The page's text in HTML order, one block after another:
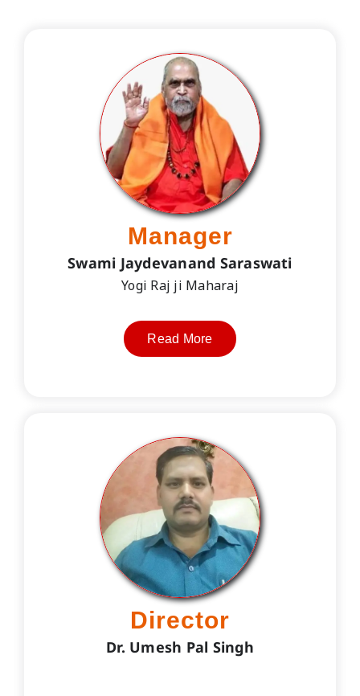
Manager
Swami Jaydevanand Saraswati
Yogi Raj ji Maharaj
Read More
Director
Dr. Umesh Pal Singh